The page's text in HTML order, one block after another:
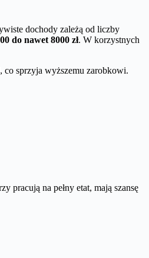
dochody zależą od liczby
do nawet 8000 zł. W korzystnych
co sprzyja wyższemu zarobkowi.
pracują na pełny etat, mają szansę